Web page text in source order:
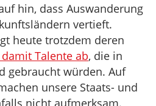
hin, dass Auswanderung
vertieft.
heute trotzdem deren
Talente ab, die in
gebraucht würden. Auf
unsere Staats- und
nicht aufmerksam.